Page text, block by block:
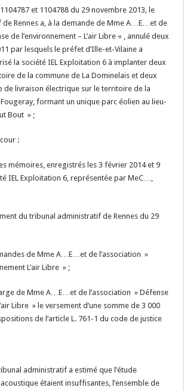
et 1104788 du 29 novembre 2013, le
Rennes a, à la demande de Mme A…E…et de
de l’environnement – L’air Libre « , annulé deux
par lesquels le préfet d’Ille-et-Vilaine a
la société IEL Exploitation 6 à implanter deux
de la commune de La Dominelais et deux
de livraison électrique sur le territoire de la
formant un unique parc éolien au lieu-
Bout » ;
:
mémoires, enregistrés les 3 février 2014 et 9
IEL Exploitation 6, représentée par MeC…,
du tribunal administratif de Rennes du 29
de Mme A…E…et de l’association »
L’air Libre » ;
de Mme A…E…et de l’association » Défense
Libre » le versement d’une somme de 3 000
de l’article L. 761-1 du code de justice
administratif a estimé que l’étude
étaient insuffisantes, l’ensemble de